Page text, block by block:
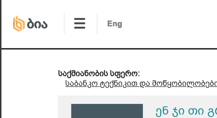
საქმიანობის სფერო:
საბანკო ტექნიკით და
ენ ჯი თი